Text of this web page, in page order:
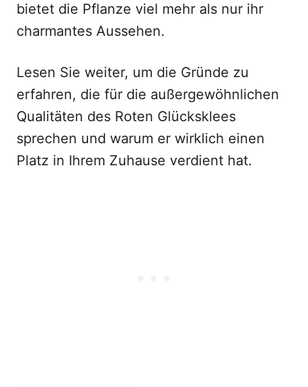
bietet die Pflanze viel mehr als nur ihr
charmantes Aussehen.
Lesen Sie weiter, um die Gründe zu
erfahren, die für die außergewöhnlichen
Qualitäten des Roten Glücksklees
sprechen und warum er wirklich einen
Platz in Ihrem Zuhause verdient hat.